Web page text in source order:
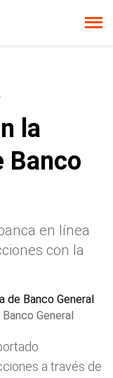
la
Banco
en línea
con la
General
a través de